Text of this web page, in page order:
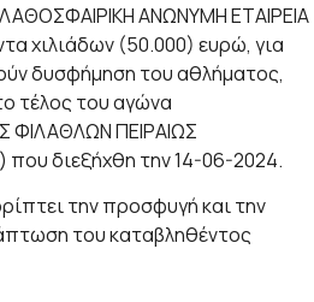
ΑΝΩΝΥΜΗ ΕΤΑΙΡΕΙΑ
χιλιάδων (50.000) ευρώ, για
δυσφήμηση του αθλήματος,
τέλος του αγώνα
ΦΙΛΑΘΛΩΝ ΠΕΙΡΑΙΩΣ
διεξήχθη την 14-06-2024.
την προσφυγή και την
του καταβληθέντος